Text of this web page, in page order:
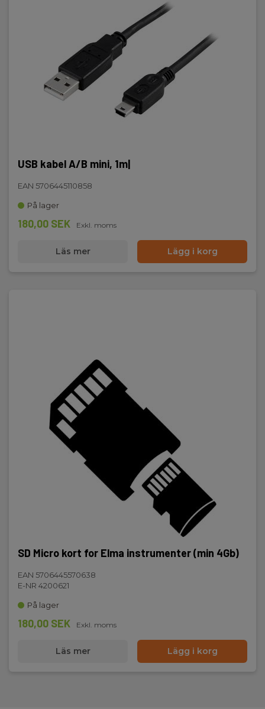
USB kabel A/B mini, 1m|
EAN 5706445110858
På lager
180,00 SEK Exkl. moms
Läs mer Lägg i korg
SD Micro kort for Elma instrumenter (min 4Gb)
EAN 5706445570638
E-NR 4200621
På lager
180,00 SEK Exkl. moms
Läs mer Lägg i korg